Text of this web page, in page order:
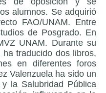
alumnos. Se adquirió
FAO/UNAM. Entre
de Posgrado. En
UNAM. Durante su
traducido dos libros,
en diferentes foros
Valenzuela ha sido un
la Salubridad Pública